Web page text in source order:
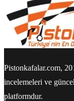
Pistonkafalar.com,
incelemeleri ve
platformdur.